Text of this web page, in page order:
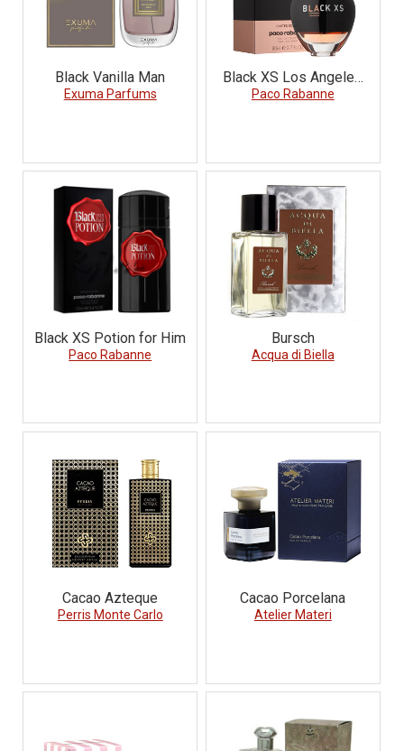
Black Vanilla Man
Exuma Parfums
Black XS Los Angeles
for Her
Paco Rabanne
Black XS Potion for Him
Paco Rabanne
Bursch
Acqua di Biella
Cacao Azteque
Perris Monte Carlo
Cacao Porcelana
Atelier Materi